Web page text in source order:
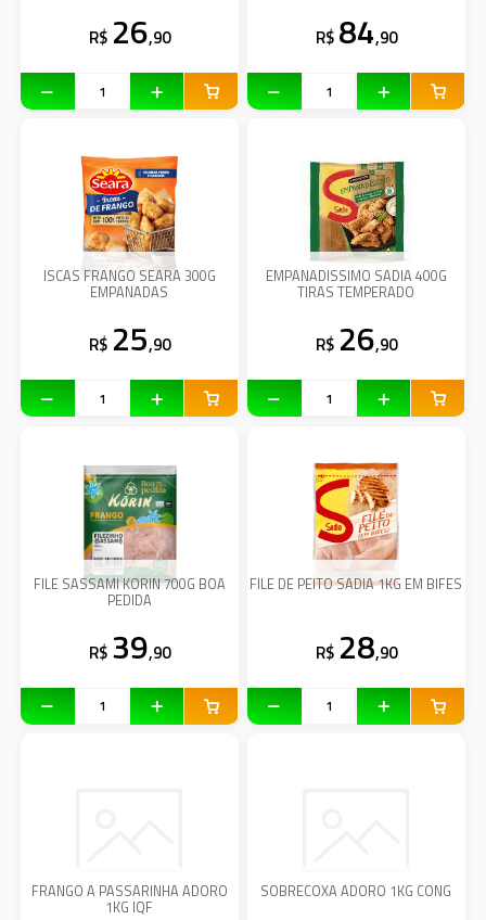
R$ 26,90 R$ 84,90
ISCAS FRANGO SEARA 300G
EMPANADAS
R$ 25,90
EMPANADISSIMO SADIA 400G
TIRAS TEMPERADO
R$ 26,90
FILE SASSAMI KORIN 700G BOA
PEDIDA
R$ 39,90
FILE DE PEITO SADIA 1KG EM BIFES
R$ 28,90
FRANGO A PASSARINHA ADORO
1KG IQF
SOBRECOXA ADORO 1KG CONG